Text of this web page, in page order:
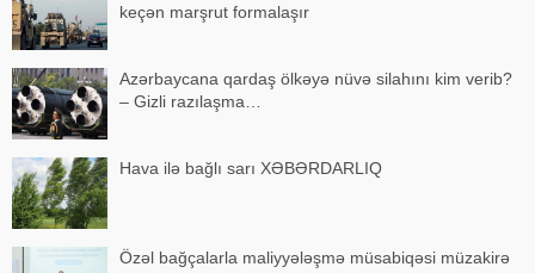
keçən marşrut formalaşır
Azərbaycana qardaş ölkəyə nüvə silahını kim verib?
– Gizli razılaşma…
Hava ilə bağlı sarı XƏBƏRDARLIQ
Özəl bağçalarla maliyyələşmə müsabiqəsi müzakirə